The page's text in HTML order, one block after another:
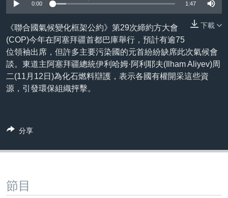
轉
檢
索
中國
國際
經貿
視頻
每日視頻新聞
音頻
建國史話
其他語言網站
0:00 1:47
下載
《聯合國氣候變化框架公約》第29次締約方大會
(COP)今年在阿塞拜疆首都巴庫舉行，預計有逾75
位領袖出席，但許多主要污染國的元首紛紛缺席此次氣候會
談。東道主阿塞拜疆總統伊利哈姆·阿利耶夫(Ilham Aliyev)周
二(11月12日)為化石燃料辯護，表示各國有權開采這些資
源，引發環保組織抨擊。
分享
節目